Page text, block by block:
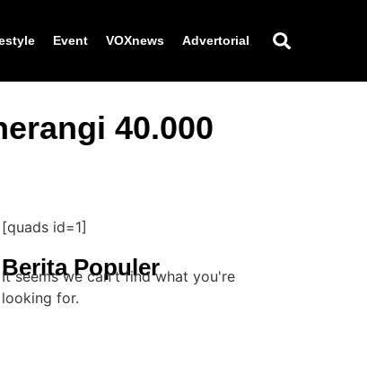
Event VOXnews Advertorial
40.000
[quads id=1]
Berita Populer
It seems we can't find what you're
looking for.